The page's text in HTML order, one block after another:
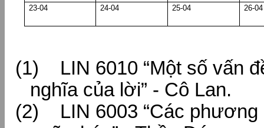
23-04 24-04 25-04 26-04
(1) LIN 6010 “Một số vấn
nghĩa của lời” - Cô Lan.
(2) LIN 6003 “Các phương